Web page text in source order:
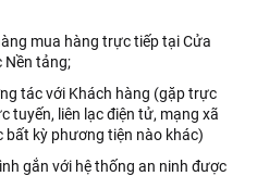
mua hàng trực tiếp tại Cửa
Nền tảng;
tác với Khách hàng (gặp trực
tuyến, liên lạc điện tử, mạng xã
bất kỳ phương tiện nào khác)
gắn với hệ thống an ninh được